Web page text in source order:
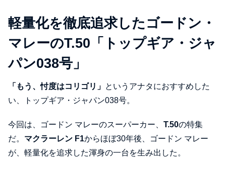
軽量化を徹底追求したゴードン・
マレーのT.50「トップギア・ジャ
パン038号」
「もう、忖度はコリゴリ」 というアナタにおすすめした
い、トップギア・ジャパン038号。
今回は、ゴードン マレーのスーパーカー、 T.50の特集
だ。 マクラーレン F1からほぼ30年後、ゴードン マレー
が、軽量化を追求した渾身の一台を生み出した。